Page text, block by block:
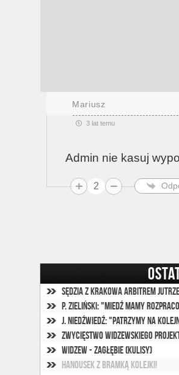
Mariusz
3 lat temu
Admin nie kasuj
2
Sędzia z Krakowa arbitrem
P. Zieliński: "Miedź mamy
Zwycięstwo widzewskiego
Widzew - Zagłębie (kulisy)
Hanousek z bramką kolejki!